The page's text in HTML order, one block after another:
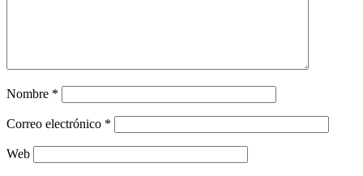
Nombre *
Correo electrónico *
Web